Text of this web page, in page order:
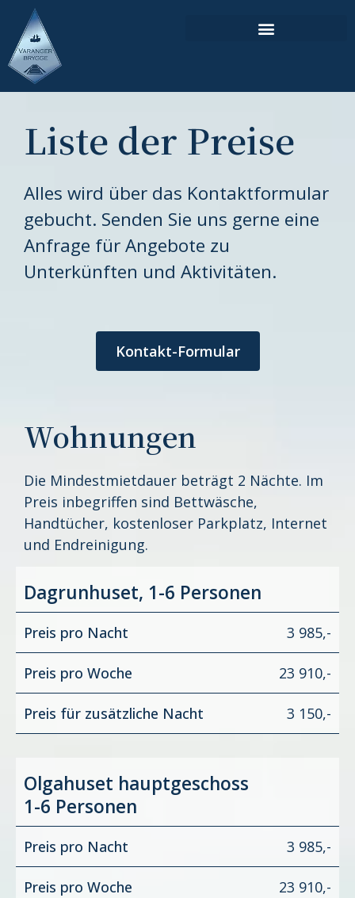
Inhalt
springen
Liste der Preise
Alles wird über das Kontaktformular
gebucht. Senden Sie uns gerne eine
Anfrage für Angebote zu
Unterkünften und Aktivitäten.
Kontakt-Formular
Wohnungen
Die Mindestmietdauer beträgt 2 Nächte. Im
Preis inbegriffen sind Bettwäsche,
Handtücher, kostenloser Parkplatz, Internet
und Endreinigung.
Dagrunhuset, 1-6 Personen
Preis pro Nacht 3 985,-
Preis pro Woche 23 910,-
Preis für zusätzliche Nacht 3 150,-
Olgahuset hauptgeschoss
1-6 Personen
Preis pro Nacht 3 985,-
Preis pro Woche 23 910,-